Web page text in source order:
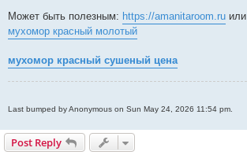
Может быть полезным: https://amanitaroom.ru или
мухомор красный молотый
мухомор красный сушеный цена
Last bumped by Anonymous on Sun May 24, 2026 11:54 pm.
Post Reply